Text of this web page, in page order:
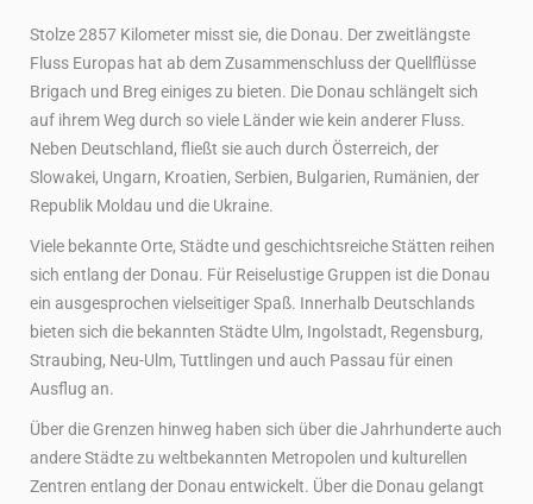
Stolze 2857 Kilometer misst sie, die Donau. Der zweitlängste
Fluss Europas hat ab dem Zusammenschluss der Quellflüsse
Brigach und Breg einiges zu bieten. Die Donau schlängelt sich
auf ihrem Weg durch so viele Länder wie kein anderer Fluss.
Neben Deutschland, fließt sie auch durch Österreich, der
Slowakei, Ungarn, Kroatien, Serbien, Bulgarien, Rumänien, der
Republik Moldau und die Ukraine.
Viele bekannte Orte, Städte und geschichtsreiche Stätten reihen
sich entlang der Donau. Für Reiselustige Gruppen ist die Donau
ein ausgesprochen vielseitiger Spaß. Innerhalb Deutschlands
bieten sich die bekannten Städte Ulm, Ingolstadt, Regensburg,
Straubing, Neu-Ulm, Tuttlingen und auch Passau für einen
Ausflug an.
Über die Grenzen hinweg haben sich über die Jahrhunderte auch
andere Städte zu weltbekannten Metropolen und kulturellen
Zentren entlang der Donau entwickelt. Über die Donau gelangt